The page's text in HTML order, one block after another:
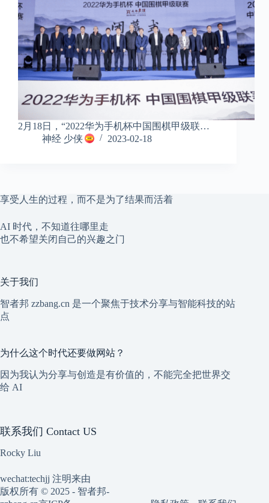
2月18日，“2022华为手机杯中国围棋甲级联…
神经 少侠
2023-02-18
享受人生的过程，而不是为了结果而活着
AI 时代，不知道往哪里走
也不希望关闭自己的兴趣之门
关于我们
智者邦 zzbang.cn 是一个聚焦于技术分享与智能科技的站
点
为什么这个时代还要做网站？
因为我认为分享与创造是有价值的，不能完全把世界交
给 AI
联系我们 Contact US
Rocky Liu
wechat:techjj 注明来由
版权所有 © 2025 - 智者邦-